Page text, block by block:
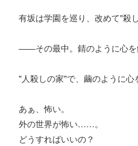
有坂は学園を巡り、改めて"殺
――その最中。錆のように心
"人殺しの家"で、繭のように心
あぁ、怖い。
外の世界が怖い……。
どうすればいいの？